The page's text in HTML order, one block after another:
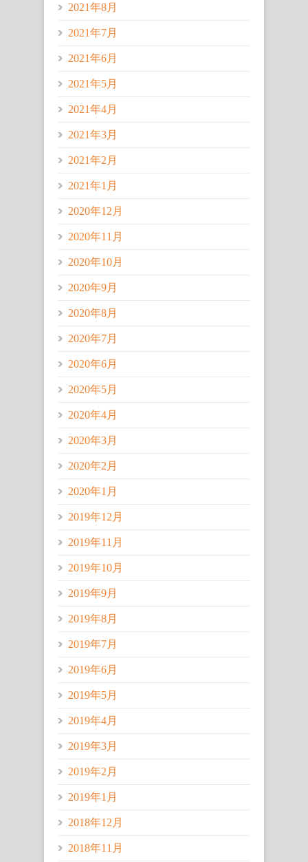
2021年8月
2021年7月
2021年6月
2021年5月
2021年4月
2021年3月
2021年2月
2021年1月
2020年12月
2020年11月
2020年10月
2020年9月
2020年8月
2020年7月
2020年6月
2020年5月
2020年4月
2020年3月
2020年2月
2020年1月
2019年12月
2019年11月
2019年10月
2019年9月
2019年8月
2019年7月
2019年6月
2019年5月
2019年4月
2019年3月
2019年2月
2019年1月
2018年12月
2018年11月